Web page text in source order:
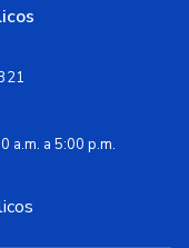
a.m. a 5:00 p.m.